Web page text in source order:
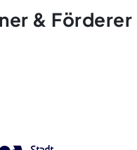
& Förderer